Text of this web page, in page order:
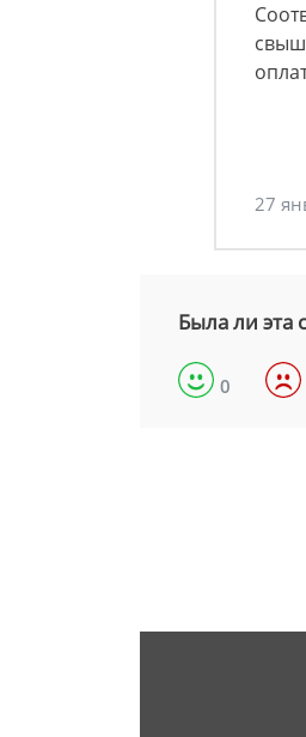
27
Была ли эта
0